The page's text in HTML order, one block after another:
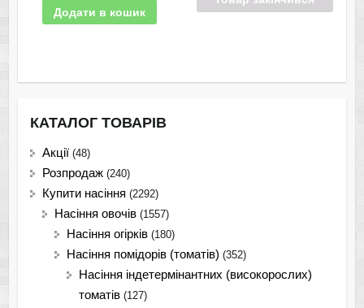
Додати в кошик
КАТАЛОГ ТОВАРІВ
Акції (48)
Розпродаж (240)
Купити насіння (2292)
Насіння овочів (1557)
Насіння огірків (180)
Насіння помідорів (томатів) (352)
Насіння індетермінантних (високорослих)
томатів (127)